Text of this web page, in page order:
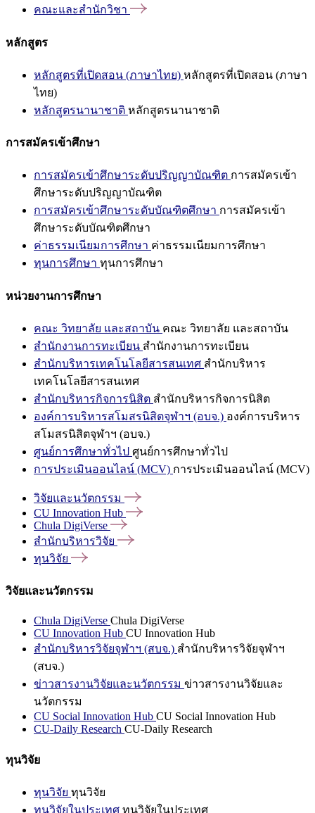
คณะและสำนักวิชา
หลักสูตร
หลักสูตรที่เปิดสอน (ภาษาไทย) หลักสูตรที่เปิดสอน (ภาษา
ไทย)
หลักสูตรนานาชาติ หลักสูตรนานาชาติ
การสมัครเข้าศึกษา
การสมัครเข้าศึกษาระดับปริญญาบัณฑิต การสมัครเข้า
ศึกษาระดับปริญญาบัณฑิต
การสมัครเข้าศึกษาระดับบัณฑิตศึกษา การสมัครเข้า
ศึกษาระดับบัณฑิตศึกษา
ค่าธรรมเนียมการศึกษา ค่าธรรมเนียมการศึกษา
ทุนการศึกษา ทุนการศึกษา
หน่วยงานการศึกษา
คณะ วิทยาลัย และสถาบัน คณะ วิทยาลัย และสถาบัน
สำนักงานการทะเบียน สำนักงานการทะเบียน
สำนักบริหารเทคโนโลยีสารสนเทศ สำนักบริหาร
เทคโนโลยีสารสนเทศ
สำนักบริหารกิจการนิสิต สำนักบริหารกิจการนิสิต
องค์การบริหารสโมสรนิสิตจุฬาฯ (อบจ.) องค์การบริหาร
สโมสรนิสิตจุฬาฯ (อบจ.)
ศูนย์การศึกษาทั่วไป ศูนย์การศึกษาทั่วไป
การประเมินออนไลน์ (MCV) การประเมินออนไลน์ (MCV)
วิจัยและนวัตกรรม
CU Innovation Hub
Chula DigiVerse
สำนักบริหารวิจัย
ทุนวิจัย
วิจัยและนวัตกรรม
Chula DigiVerse Chula DigiVerse
CU Innovation Hub CU Innovation Hub
สำนักบริหารวิจัยจุฬาฯ (สบจ.) สำนักบริหารวิจัยจุฬาฯ
(สบจ.)
ข่าวสารงานวิจัยและนวัตกรรม ข่าวสารงานวิจัยและ
นวัตกรรม
CU Social Innovation Hub CU Social Innovation Hub
CU-Daily Research CU-Daily Research
ทุนวิจัย
ทุนวิจัย ทุนวิจัย
ทุนวิจัยในประเทศ ทุนวิจัยในประเทศ